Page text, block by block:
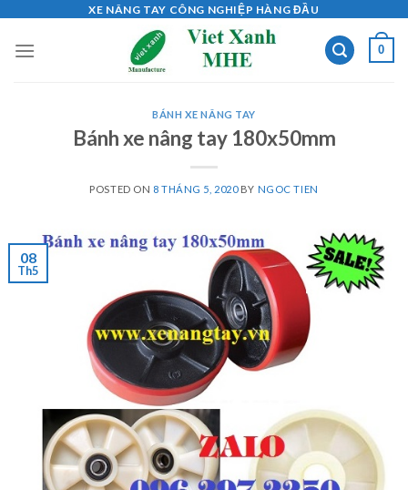
content
XE NÂNG TAY CÔNG NGHIỆP HÀNG ĐẦU
0
BÁNH XE NÂNG TAY
Bánh xe nâng tay 180x50mm
POSTED ON 8 THÁNG 5, 2020BY NGOC TIEN
08
Th5